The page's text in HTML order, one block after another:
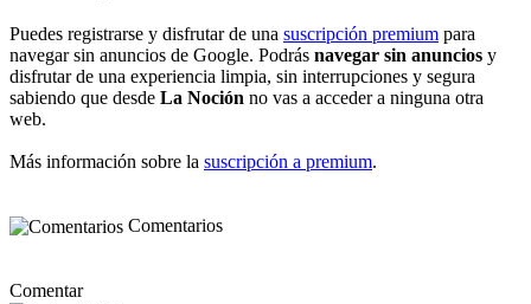
Puedes registrarse y disfrutar de una suscripción premium para
navegar sin anuncios de Google. Podrás navegar sin anuncios y
disfrutar de una experiencia limpia, sin interrupciones y segura
sabiendo que desde La Noción no vas a acceder a ninguna otra
web.
Más información sobre la suscripción a premium.
Comentarios
Comentar